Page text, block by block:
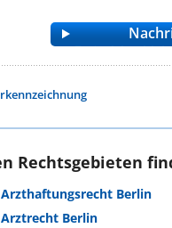
Rechtsgebieten
Berlin
Berlin